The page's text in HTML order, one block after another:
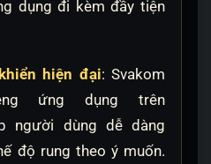
dụng đi kèm đầy tiện
hiện đại: Svakom
ứng dụng trên
người dùng dễ dàng
độ rung theo ý muốn.